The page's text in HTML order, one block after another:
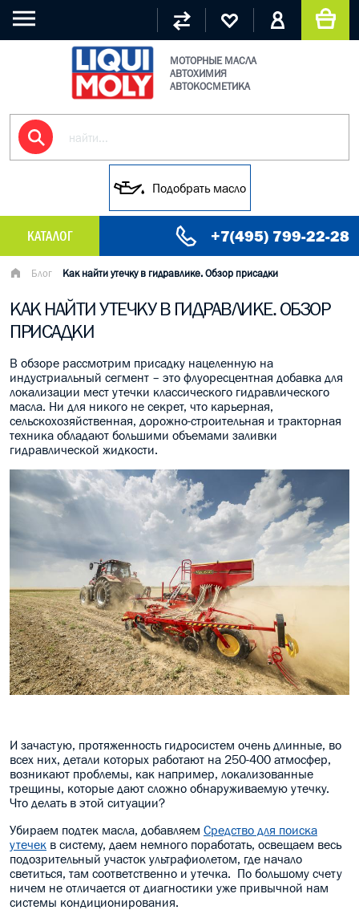
МОТОРНЫЕ МАСЛА
АВТОХИМИЯ
АВТОКОСМЕТИКА
Подобрать масло
КАТАЛОГ +7(495) 799-22-28
МАСЛО МОТОРНОЕ
ГРУЗОВЫЕ МАСЛА
ГИДРАВЛИЧЕСКИЕ МАСЛА
МАСЛО В КОРОБКУ
КОНСИСТЕНТНАЯ СМАЗКА
БОЧКИ МАСЛА
ИНДУСТРИАЛЬНЫЕ МАСЛА
АНТИФРИЗЫ СПЕЦЖИДКОСТИ
ПРИСАДКИ АВТОХИМИЯ
АВТО КОСМЕТИКА
МОТО МАСЛА
ВСЕ БРЕНДЫ
Блог Как найти утечку в гидравлике. Обзор присадки
КАК НАЙТИ УТЕЧКУ В ГИДРАВЛИКЕ. ОБЗОР
ПРИСАДКИ
В обзоре рассмотрим присадку нацеленную на
индустриальный сегмент – это флуоресцентная добавка для
локализации мест утечки классического гидравлического
масла. Ни для никого не секрет, что карьерная,
сельскохозяйственная, дорожно-строительная и тракторная
техника обладают большими объемами заливки
гидравлической жидкости.
И зачастую, протяженность гидросистем очень длинные, во
всех них, детали которых работают на 250-400 атмосфер,
возникают проблемы, как например, локализованные
трещины, которые дают сложно обнаруживаемую утечку.
Что делать в этой ситуации?
Убираем подтек масла, добавляем Средство для поиска
утечек в систему, даем немного поработать, освещаем весь
подозрительный участок ультрафиолетом, где начало
светиться, там соответственно и утечка. По большому счету
ничем не отличается от диагностики уже привычной нам
системы кондиционирования.